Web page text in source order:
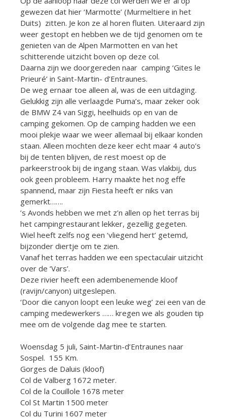
gewezen dat hier ‘Marmotte’ (Murmeltiere in het
Duits) zitten. Je kon ze al horen fluiten. Uiteraard zijn
weer gestopt en hebben we de tijd genomen om te
genieten van de Alpen Marmotten en van het
schitterende uitzicht boven op deze col.
Daarna zijn we doorgereden naar camping ‘Gites le
Prieuré’ in Saint-Martin- d’Entraunes.
De weg ernaar toe alleen al, was de een uitdaging.
Gelukkig zijn alle verlaagde Puma’s, maar zeker ook
de BMW Z4 van Siggi, heelhuids op en van de
camping gekomen. Op de camping hadden we een
mooi plekje waar we weer allemaal bij elkaar konden
staan. Alleen mochten deze keer echt maar 4 auto’s
bij de tenten blijven, de rest moest op de
parkeerstrook bij de ingang staan. Was vlakbij, dus
ook geen probleem. Harry maakte het nog effe
spannend, maar zijn Fiesta heeft er niks van
gemerkt…….
’s Avonds hebben we met z’n allen op het terras bij
het campingrestaurant lekker, gezellig gegeten.
Wiel heeft zelfs nog een ‘vliegend hert’ getemd,
bijzonder diertje om te zien.
Vanaf het terras hadden we een spectaculair uitzicht
over de ‘Vars’.
Deze rivier heeft een adembenemende kloof
(ravijn/canyon) uitgeslepen.
‘Door die canyon loopt een leuke weg’ zei een van de
camping medewerkers …… kregen we als gouden tip
mee om de volgende dag mee te starten.
Woensdag 5 juli, Saint-Martin-d’Entraunes naar
Sospel. 155 Km.
Gorges de Daluis (kloof)
Col de Valberg 1672 meter.
Col de la Couillole 1678 meter
Col St Martin 1500 meter
Col du Turini 1607 meter